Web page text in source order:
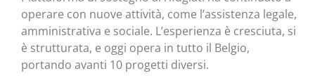
operare con nuove attività, come l’assistenza legale,
amministrativa e sociale. L’esperienza è cresciuta, si
è strutturata, e oggi opera in tutto il Belgio,
portando avanti 10 progetti diversi.